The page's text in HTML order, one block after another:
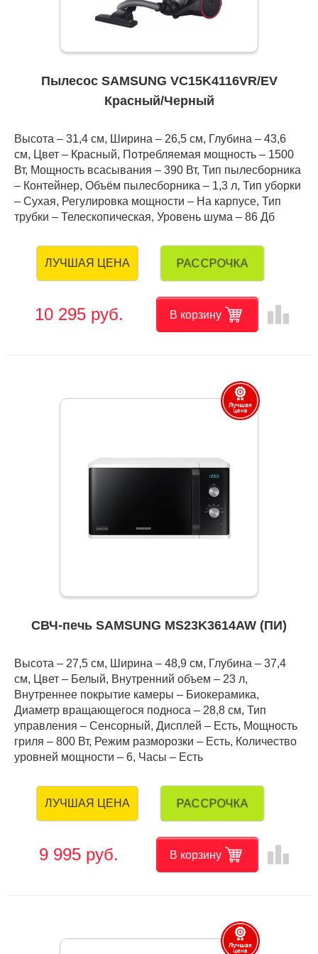
Пылесос SAMSUNG VC15K4116VR/EV
Красный/Черный
Высота – 31,4 см, Ширина – 26,5 см, Глубина – 43,6
см, Цвет – Красный, Потребляемая мощность – 1500
Вт, Мощность всасывания – 390 Вт, Тип пылесборника
– Контейнер, Объём пылесборника – 1,3 л, Тип уборки
– Сухая, Регулировка мощности – На карпусе, Тип
трубки – Телескопическая, Уровень шума – 86 Дб
ЛУЧШАЯ ЦЕНА РАССРОЧКА
10 295 руб. В корзину leaderboard
СВЧ-печь SAMSUNG MS23K3614AW (ПИ)
Высота – 27,5 см, Ширина – 48,9 см, Глубина – 37,4
см, Цвет – Белый, Внутренний объем – 23 л,
Внутреннее покрытие камеры – Биокерамика,
Диаметр вращающегося подноса – 28,8 см, Тип
управления – Сенсорный, Дисплей – Есть, Мощность
гриля – 800 Вт, Режим разморозки – Есть, Количество
уровней мощности – 6, Часы – Есть
ЛУЧШАЯ ЦЕНА РАССРОЧКА
9 995 руб. В корзину leaderboard